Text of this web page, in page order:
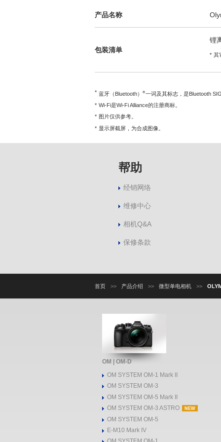
产品名称
包装清单
锂
其
蓝牙（Bluetooth） ®一词及其标志，是Bluetooth
Wi-Fi是Wi-Fi Alliance的注册商标。
图片仅供参考。
显示屏截屏，为合成图像。
帮助
经销网络
维修中心
相机Q&A
保修条款
首页 >> 产品介绍 >> 微型单电相机 >>
OM | OM-D
OM SYSTEM OM-1 Mark II
OM SYSTEM OM-3
OM SYSTEM OM-5 Mark II
OM SYSTEM OM-3 ASTRO
NEW
OM SYSTEM OM-5
E-M10 Mark IV